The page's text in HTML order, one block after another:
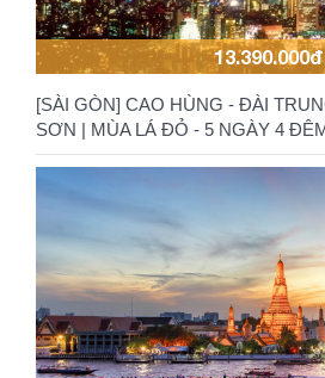
13.390.000đ
[SÀI GÒN] CAO HÙNG - ĐÀI
SƠN | MÙA LÁ ĐỎ - 5 NGÀY 4